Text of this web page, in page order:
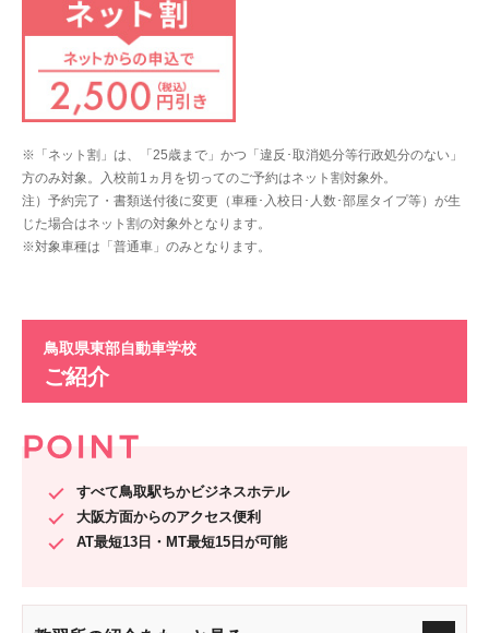
※「ネット割」は、「25歳まで」かつ「違反･取消処分等行政処分のない」
方のみ対象。入校前1ヵ月を切ってのご予約はネット割対象外。
注）予約完了・書類送付後に変更（車種･入校日･人数･部屋タイプ等）が生
じた場合はネット割の対象外となります。
※対象車種は「普通車」のみとなります。
鳥取県東部自動車学校
ご紹介
すべて鳥取駅ちかビジネスホテル
大阪方面からのアクセス便利
AT最短13日・MT最短15日が可能